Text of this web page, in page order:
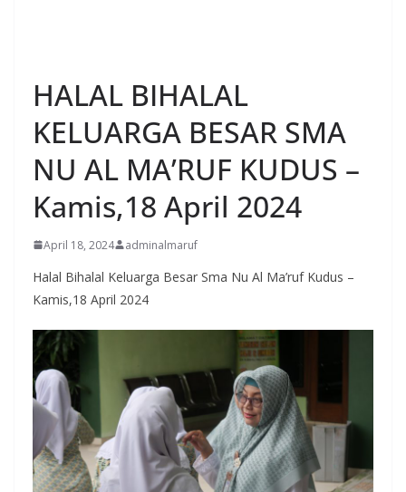
HALAL BIHALAL
KELUARGA BESAR SMA
NU AL MA’RUF KUDUS –
Kamis,18 April 2024
April 18, 2024 adminalmaruf
Halal Bihalal Keluarga Besar Sma Nu Al Ma’ruf Kudus –
Kamis,18 April 2024